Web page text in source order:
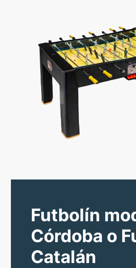
Futbolín
Córdoba o
Catalán